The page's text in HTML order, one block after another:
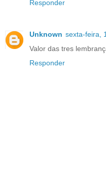
Responder
Unknown sexta-feira,
Valor das tres
Responder